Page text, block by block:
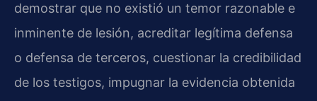
demostrar que no existió un temor razonable e
inminente de lesión, acreditar legítima defensa
o defensa de terceros, cuestionar la credibilidad
de los testigos, impugnar la evidencia obtenida